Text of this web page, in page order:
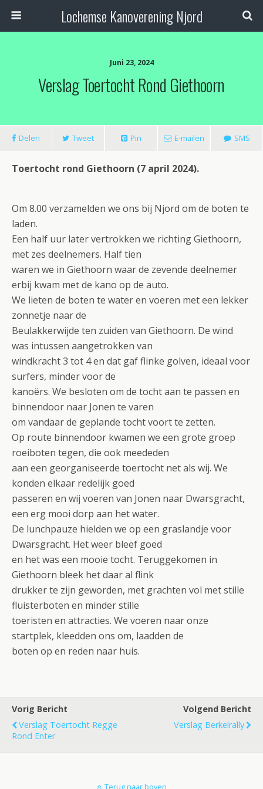
Lochemse Kanoverening Njord
Juni 23, 2024
Verslag Toertocht Rond Giethoorn
Delen Tweet Pin E-mailen SMS
Toertocht rond Giethoorn (7 april 2024).
Om 8.00 verzamelden we ons bij Njord om de boten te
laden.
Een half uur later vertrokken we richting Giethoorn,
met zes deelnemers. Half tien
waren we in Giethoorn waar de zevende deelnemer
erbij kwam met de kano op de auto.
We lieten de boten te water en voeren met een lekker
zonnetje naar de
Beulakkerwijde ten zuiden van Giethoorn. De wind
was intussen aangetrokken van
windkracht 3 tot 4 en dat gaf flinke golven, ideaal voor
surfers, minder voor de
kanoërs. We besloten om de tocht aan te passen en
binnendoor naar Jonen te varen
om vandaar de geplande tocht voort te zetten.
Op route binnendoor kwamen we een grote groep
roeiboten tegen, die ook meededen
aan een georganiseerde toertocht net als wij. We
konden elkaar redelijk goed
passeren en wij voeren van Jonen naar Dwarsgracht,
een erg mooi dorp aan het water.
De lunchpauze hielden we op een graslandje voor
Dwarsgracht. Het weer bleef goed
en het was een mooie tocht. Teruggekomen in
Giethoorn bleek het daar al flink
drukker te zijn geworden, met grachten vol met stille
fluisterboten en minder stille
toeristen en attracties. We voeren naar onze
startplek, kleedden ons om, laadden de
boten op en reden naar huis.
Vorig Bericht
Verslag Toertocht Regge
Rond Enter
Volgend Bericht
Verslag Berkelrally
Terug naar boven